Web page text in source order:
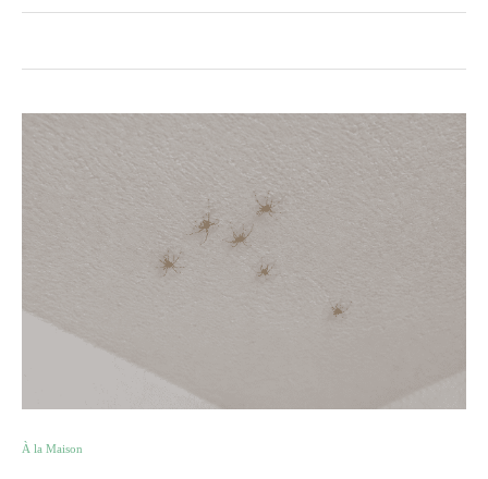
À la Maison